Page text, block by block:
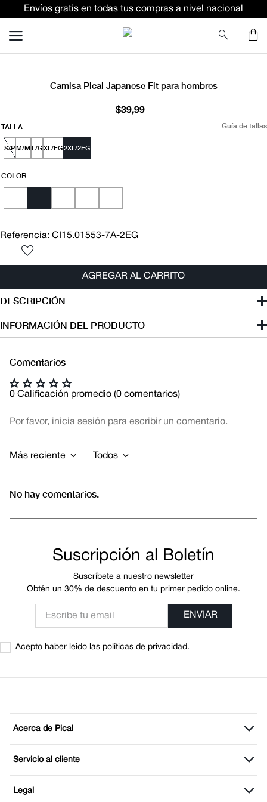
Envíos gratis en todas tus compras a nivel nacional
Camisa Pical Japanese Fit para hombres
$39,99
TALLA
S/PM/M L/GXL/EG2XL/2EG
COLOR
Guía de tallas
Referencia: CI15.01553-7A-2EG
AGREGAR AL CARRITO
DESCRIPCIÓN
INFORMACIÓN DEL PRODUCTO
Comentarios
0 Calificación promedio (0 comentarios)
Por favor, inicia sesión para escribir un comentario.
Más reciente Todos
No hay comentarios.
Suscripción al Boletín
Suscríbete a nuestro newsletter
Obtén un 30% de descuento en tu primer pedido online.
ENVIAR
Acepto haber leido las políticas de privacidad.
Acerca de Pical
Servicio al cliente
Legal
TÉRMINOS MÁS BUSCADOS
terno
ternos
camiseta
polo
pantalones